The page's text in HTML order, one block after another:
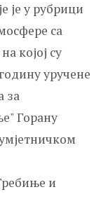
је у рубрици
са
којој су
уручене
за
Горану
и